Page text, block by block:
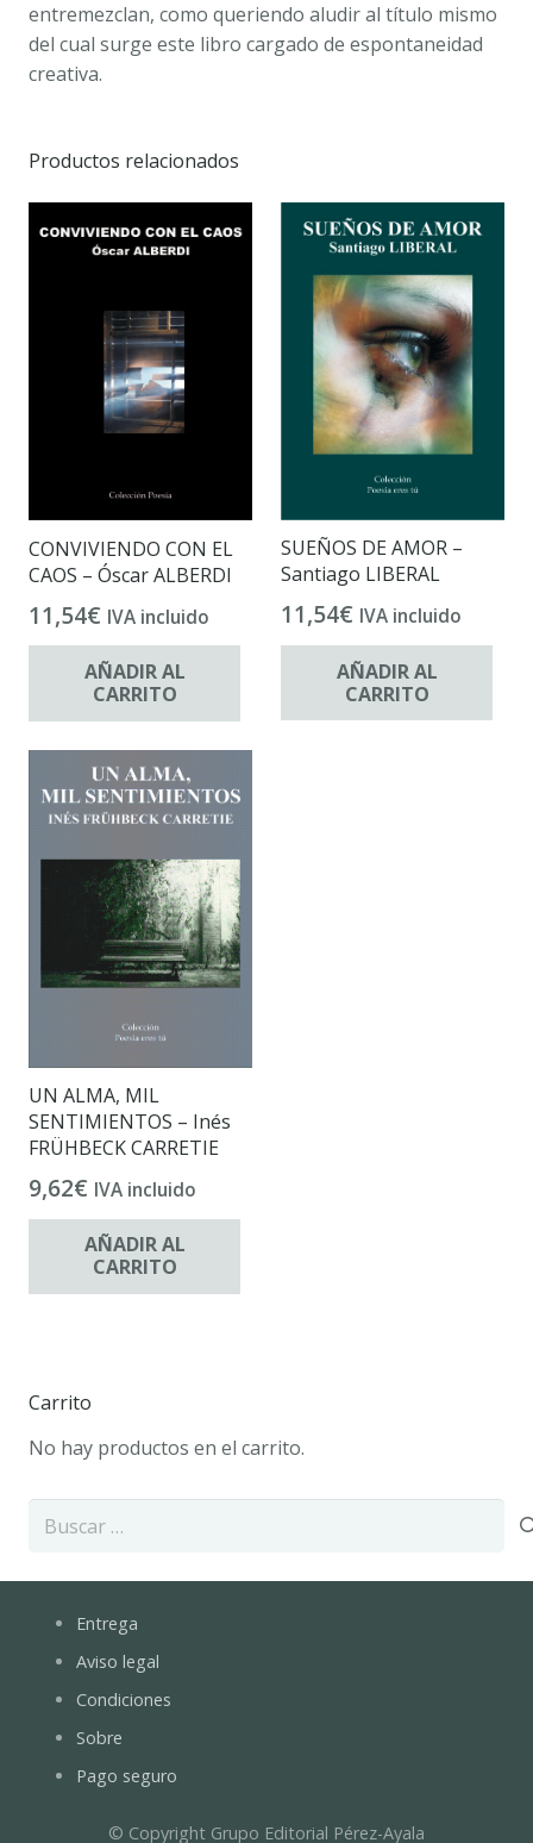
entremezclan, como queriendo aludir al título mismo
del cual surge este libro cargado de espontaneidad
creativa.
Productos relacionados
CONVIVIENDO CON EL
CAOS – Óscar ALBERDI
11,54€ IVA incluido
AÑADIR AL
CARRITO
SUEÑOS DE AMOR –
Santiago LIBERAL
11,54€ IVA incluido
AÑADIR AL
CARRITO
UN ALMA, MIL
SENTIMIENTOS – Inés
FRÜHBECK CARRETIE
9,62€ IVA incluido
AÑADIR AL
CARRITO
Carrito
No hay productos en el carrito.
Entrega
Aviso legal
Condiciones
Sobre
Pago seguro
© Copyright Grupo Editorial Pérez-Ayala